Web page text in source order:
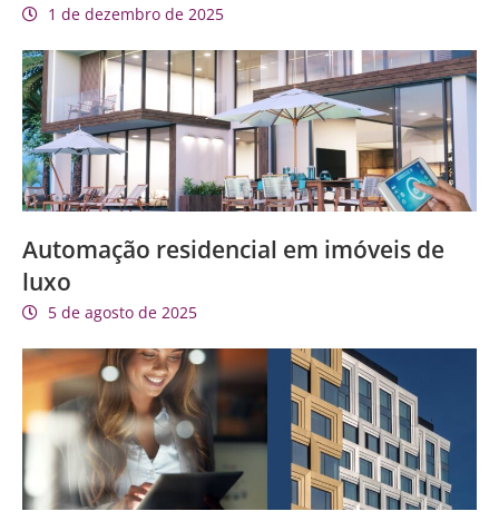
1 de dezembro de 2025
Automação residencial em imóveis de
luxo
5 de agosto de 2025